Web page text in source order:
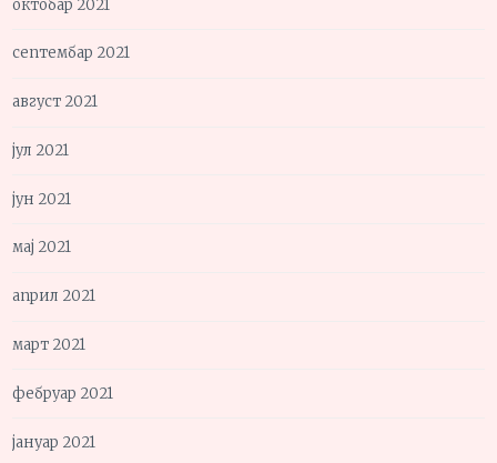
октобар 2021
септембар 2021
август 2021
јул 2021
јун 2021
мај 2021
април 2021
март 2021
фебруар 2021
јануар 2021